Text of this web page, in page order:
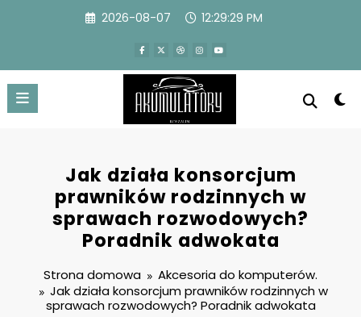
2026-08-07 12:29:30 PM
Jak działa konsorcjum
prawników rodzinnych w
sprawach rozwodowych?
Poradnik adwokata
Strona domowa
Akcesoria do komputerów.
Jak działa konsorcjum prawników rodzinnych w
sprawach rozwodowych? Poradnik adwokata